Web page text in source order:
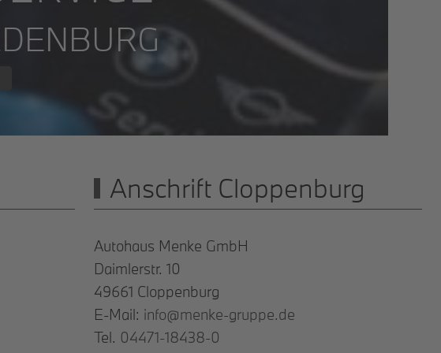
Anschrift Cloppenburg
Autohaus Menke GmbH
Daimlerstr. 10
49661 Cloppenburg
E-Mail: info@menke-gruppe.de
Tel. 04471-18438-0